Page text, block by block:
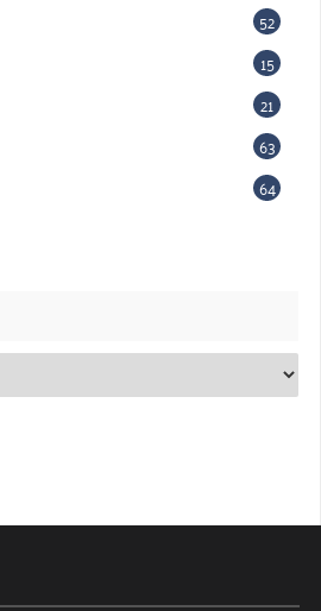
52
15
21
63
64